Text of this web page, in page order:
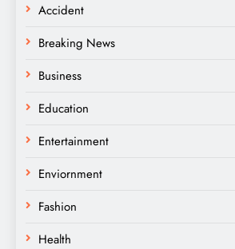
Accident
Breaking News
Business
Education
Entertainment
Enviornment
Fashion
Health